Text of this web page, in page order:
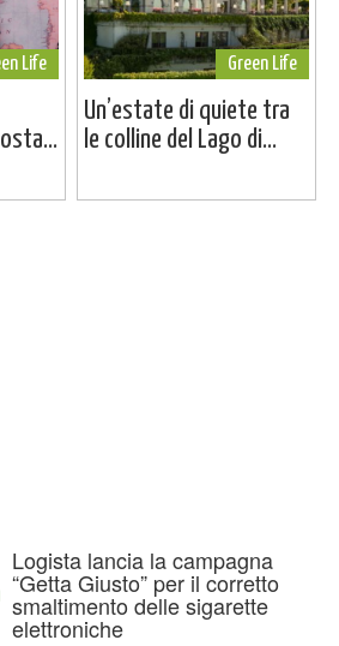
Life Green Life
Un’estate di quiete tra
le colline del Lago di...
Logista lancia la campagna
“Getta Giusto” per il corretto
smaltimento delle sigarette
elettroniche